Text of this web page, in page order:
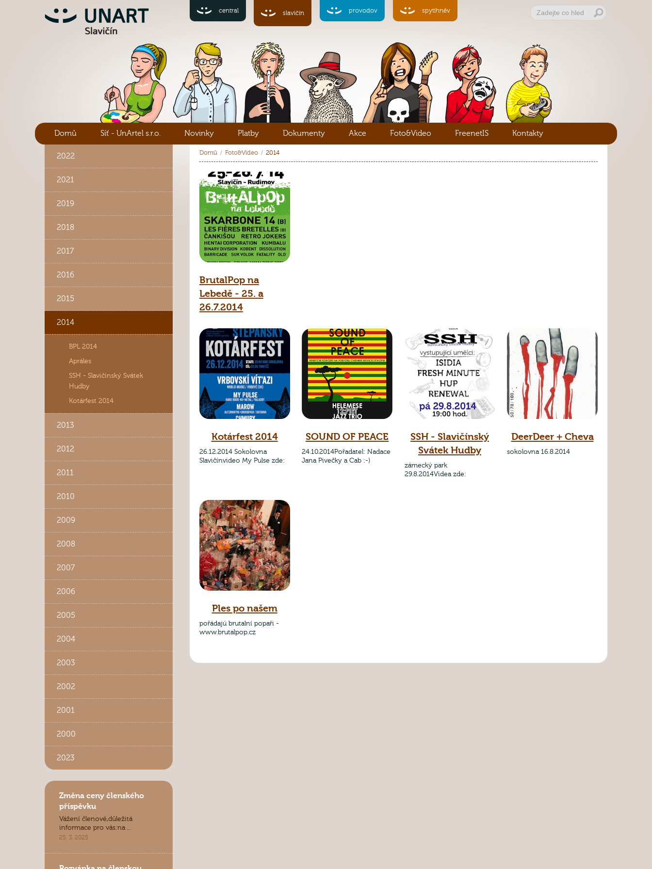
central slavičín provodov spytihněv
Domů Síť - UnArtel s.r.o. Novinky Platby Dokumenty Akce Foto&Video FreenetIS Kontakty
2022
2021
2019
2018
2017
2016
2015
2014
BPL 2014
Apráles
SSH - Slavičínský Svátek
Hudby
Kotárfest 2014
2013
2012
2011
2010
2009
2008
2007
2006
2005
2004
2003
2002
2001
2000
2023
Změna ceny členského
příspěvku
Vážení členové,důležitá
informace pro vás:na ...
25. 3. 2025
Domů Foto&Video 2014
BrutalPop na
Lebedě - 25. a
26.7.2014
Kotárfest 2014
26.12.2014 Sokolovna
Slavičínvideo My Pulse zde:
SOUND OF PEACE
24.10.2014Pořadatel: Nadace
Jana Pivečky a Cab :-)
SSH - Slavičínský
Svátek Hudby
zámecký park
29.8.2014Videa zde:
DeerDeer + Cheva
sokolovna 16.8.2014
Ples po našem
pořádajú brutalní popaři -
www.brutalpop.cz